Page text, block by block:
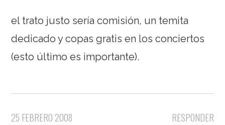
el trato justo sería comisión, un temita
dedicado y copas gratis en los conciertos
(esto último es importante).
RESPONDER
25 FEBRERO 2008